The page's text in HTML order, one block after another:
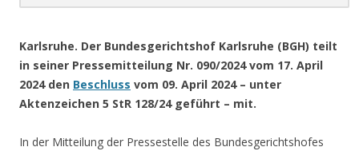
Karlsruhe. Der Bundesgerichtshof Karlsruhe (BGH) teilt
in seiner Pressemitteilung Nr. 090/2024 vom 17. April
2024 den Beschluss vom 09. April 2024 – unter
Aktenzeichen 5 StR 128/24 geführt – mit.
In der Mitteilung der Pressestelle des Bundesgerichtshofes